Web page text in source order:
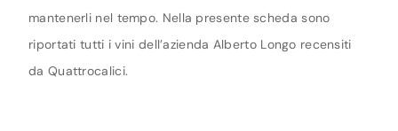
mantenerli nel tempo. Nella presente scheda sono
riportati tutti i vini dell’azienda Alberto Longo recensiti
da Quattrocalici.